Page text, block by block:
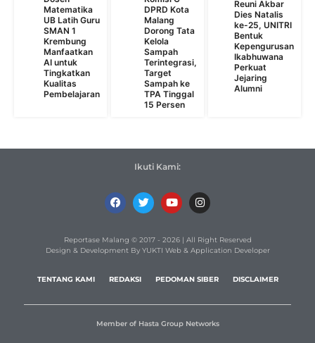
Matematika
UB Latih Guru
SMAN 1
Krembung
Manfaatkan
AI untuk
Tingkatkan
Kualitas
Pembelajaran
DPRD Kota
Malang
Dorong Tata
Kelola
Sampah
Terintegrasi,
Target
Sampah ke
TPA Tinggal
15 Persen
Reuni Akbar
Dies Natalis
ke-25, UNITRI
Bentuk
Kepengurusan
Ikabhuwana
Perkuat
Jejaring
Alumni
Ikuti Kami:
Reportase Malang © 2017 - 2026 | All Right Reserved
Design & Development By YUKTI Web & Application Developer
TENTANG KAMI REDAKSI PEDOMAN SIBER DISCLAIMER
Member of Hasta Group Networks